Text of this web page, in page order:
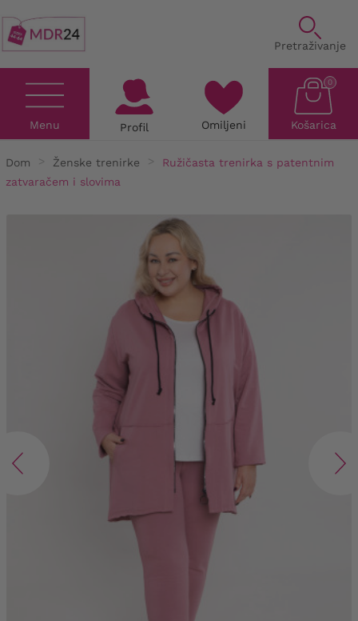
Pretraživanje
Menu Profil Omiljeni Košarica
0
Dom Ženske trenirke
Ružičasta trenirka s patentnim
zatvaračem i slovima